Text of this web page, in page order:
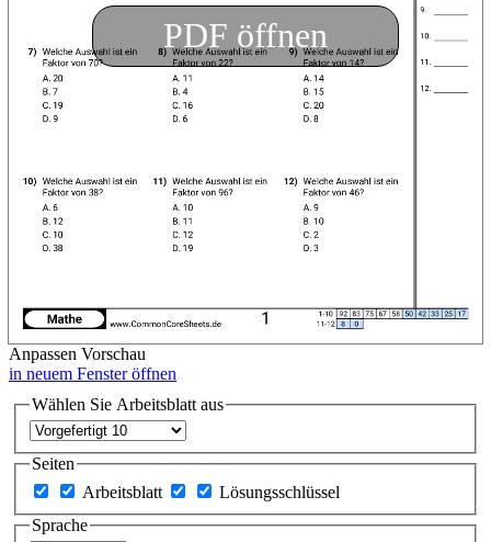
PDF öffnen
Anpassen Vorschau
in neuem Fenster öffnen
Wählen Sie Arbeitsblatt aus
Seiten
Arbeitsblatt
Lösungsschlüssel
Sprache